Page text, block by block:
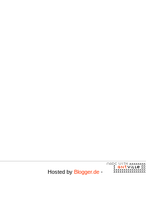
Hosted by Blogger.de -